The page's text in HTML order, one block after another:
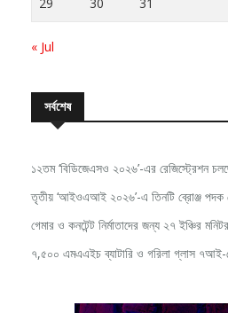
29 30 31
« Jul
সর্বশেষ
১২তম ‘বিডিজেএসও ২০২৬’-এর রেজিস্ট্রেশন
তৃতীয় ‘আইওএআই ২০২৬’-এ তিনটি ব্রোঞ্জ পদক
গেমার ও কনটেন্ট নির্মাতাদের জন্য ২৭ ইঞ্চির
৭,৫০০ এমএএইচ ব্যাটারি ও গরিলা গ্লাস ৭আই-